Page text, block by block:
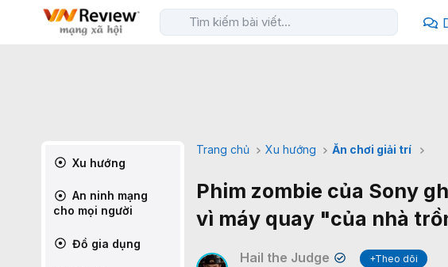
Xu hướng
An ninh mạng
cho mọi người
Đồ gia dụng
Trang chủ Xu hướng Ăn chơi giải trí
Phim zombie của Sony
vì máy quay "của nhà
Hail the Judge ✔
+Theo dõi